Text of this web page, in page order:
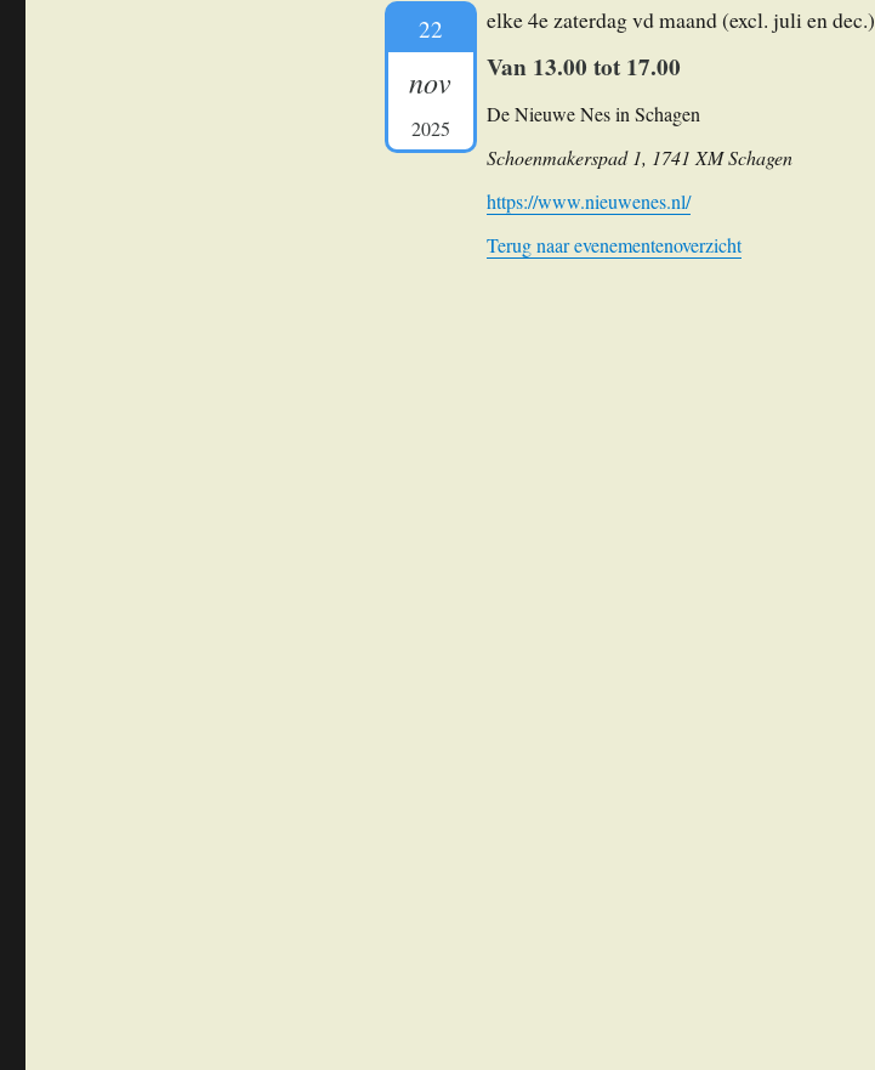
22
nov
2025
elke 4e zaterdag vd maand (excl. juli en dec.)
Van 13.00 tot 17.00
De Nieuwe Nes in Schagen
Schoenmakerspad 1, 1741 XM Schagen
https://www.nieuwenes.nl/
Terug naar evenementenoverzicht